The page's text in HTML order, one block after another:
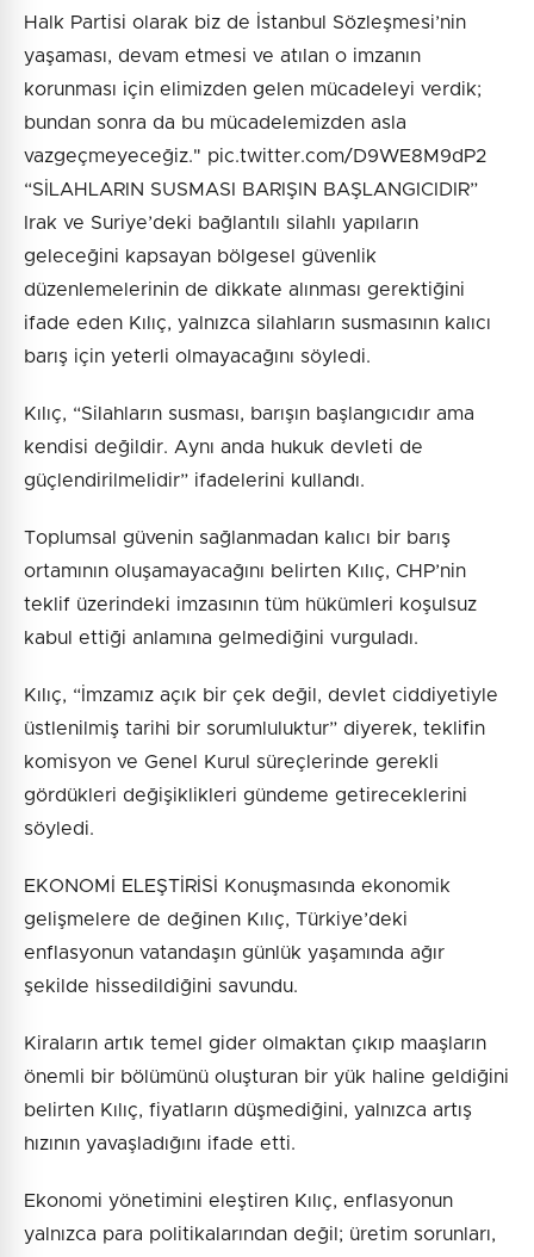
Halk Partisi olarak biz de İstanbul Sözleşmesi’nin
yaşaması, devam etmesi ve atılan o imzanın
korunması için elimizden gelen mücadeleyi verdik;
bundan sonra da bu mücadelemizden asla
vazgeçmeyeceğiz." pic.twitter.com/D9WE8M9dP2
“SİLAHLARIN SUSMASI BARIŞIN BAŞLANGICIDIR”
Irak ve Suriye’deki bağlantılı silahlı yapıların
geleceğini kapsayan bölgesel güvenlik
düzenlemelerinin de dikkate alınması gerektiğini
ifade eden Kılıç, yalnızca silahların susmasının kalıcı
barış için yeterli olmayacağını söyledi.
Kılıç, “Silahların susması, barışın başlangıcıdır ama
kendisi değildir. Aynı anda hukuk devleti de
güçlendirilmelidir” ifadelerini kullandı.
Toplumsal güvenin sağlanmadan kalıcı bir barış
ortamının oluşamayacağını belirten Kılıç, CHP’nin
teklif üzerindeki imzasının tüm hükümleri koşulsuz
kabul ettiği anlamına gelmediğini vurguladı.
Kılıç, “İmzamız açık bir çek değil, devlet ciddiyetiyle
üstlenilmiş tarihi bir sorumluluktur” diyerek, teklifin
komisyon ve Genel Kurul süreçlerinde gerekli
gördükleri değişiklikleri gündeme getireceklerini
söyledi.
EKONOMİ ELEŞTİRİSİ Konuşmasında ekonomik
gelişmelere de değinen Kılıç, Türkiye’deki
enflasyonun vatandaşın günlük yaşamında ağır
şekilde hissedildiğini savundu.
Kiraların artık temel gider olmaktan çıkıp maaşların
önemli bir bölümünü oluşturan bir yük haline geldiğini
belirten Kılıç, fiyatların düşmediğini, yalnızca artış
hızının yavaşladığını ifade etti.
Ekonomi yönetimini eleştiren Kılıç, enflasyonun
yalnızca para politikalarından değil; üretim sorunları,